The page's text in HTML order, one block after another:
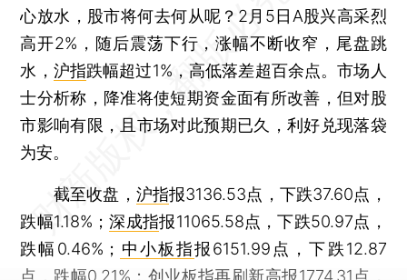
心放水，股市将何去何从呢？2月5日A股兴高采烈
高开2%，随后震荡下行，涨幅不断收窄，尾盘跳
水， 沪指跌幅超过1%，高低落差超百余点。市场人
士分析称，降准将使短期资金面有所改善，但对股
市影响有限，且市场对此预期已久，利好兑现落袋
为安。
截至收盘， 沪指报3136.53点，下跌37.60点，
跌幅1.18%； 深成指报11065.58点，下跌50.97点，
跌幅0.46%； 中小板指报6151.99点，下跌12.87
点，跌幅0.21%； 创业板指再刷新高报1774.31点，